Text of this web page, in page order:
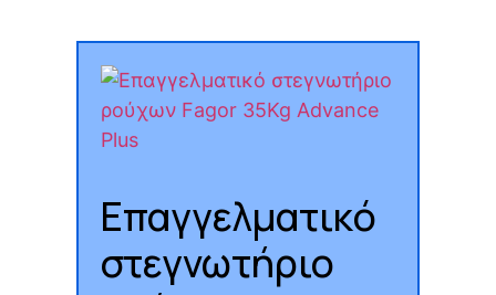
Επαγγελματικό
στεγνωτήριο